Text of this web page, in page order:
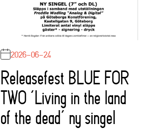
2026-06-24
Releasefest BLUE FOR
TWO ‘Living in the land
of the dead’ ny singel